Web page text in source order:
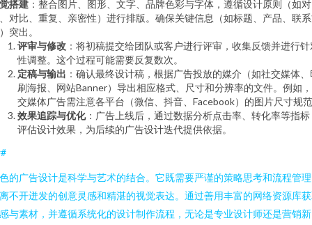
搭建 ：整合图片、图形、文字、品牌色彩与字体，遵循设计原则（如对
对比、重复、亲密性）进行排版。确保关键信息（如标题、产品、联
突出。
评审与修改 ：将初稿提交给团队或客户进行评审，收集反馈并进行针
性调整。这个过程可能需要反复数次。
定稿与输出 ：确认最终设计稿，根据广告投放的媒介（如社交媒体、
刷海报、网站Banner）导出相应格式、尺寸和分辨率的文件。例如
交媒体广告需注意各平台（微信、抖音、Facebook）的图片尺寸规
效果追踪与优化：广告上线后，通过数据分析点击率、转化率等指标
评估设计效果，为后续的广告设计迭代提供依据。
的广告设计是科学与艺术的结合。它既需要严谨的策略思考和流程管
不开迸发的创意灵感和精湛的视觉表达。通过善用丰富的网络资源库
与素材，并遵循系统化的设计制作流程，无论是专业设计师还是营销新